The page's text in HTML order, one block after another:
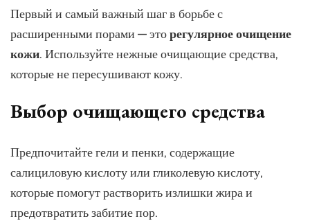
Первый и самый важный шаг в борьбе с
расширенными порами — эторегулярное очищение
кожи. Используйте нежные очищающие средства,
которые не пересушивают кожу.
Выбор очищающего средства
Предпочитайте гели и пенки, содержащие
салициловую кислоту или гликолевую кислоту,
которые помогут растворить излишки жира и
предотвратить забитие пор.